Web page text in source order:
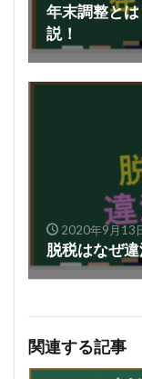
年末調整と
説！
2020年9月13
脱税はなぜ
関連する記事